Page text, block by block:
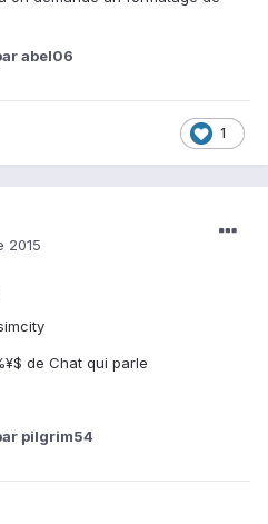
abel06
1
2015
de Chat qui parle
pilgrim54